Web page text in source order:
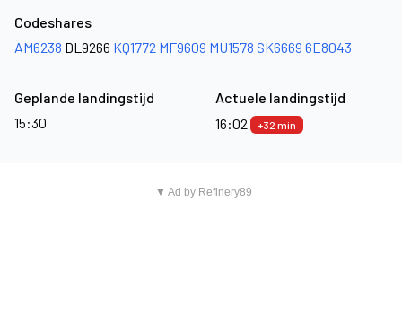
Codeshares
AM6238 DL9266 KQ1772 MF9609 MU1578 SK6669 6E8043
Geplande landingstijd
15:30
Actuele landingstijd
16:02
+32 min
▼ Ad by Refinery89